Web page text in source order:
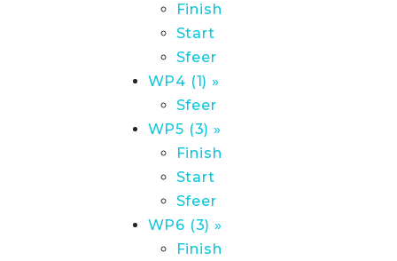
Finish
Start
Sfeer
WP4 (1) »
Sfeer
WP5 (3) »
Finish
Start
Sfeer
WP6 (3) »
Finish